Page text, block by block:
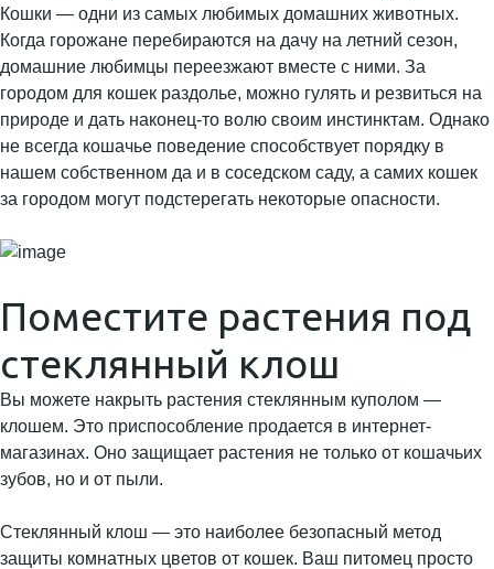
Кошки — одни из самых любимых домашних животных.
Когда горожане перебираются на дачу на летний сезон,
домашние любимцы переезжают вместе с ними. За
городом для кошек раздолье, можно гулять и резвиться на
природе и дать наконец-то волю своим инстинктам. Однако
не всегда кошачье поведение способствует порядку в
нашем собственном да и в соседском саду, а самих кошек
за городом могут подстерегать некоторые опасности.
Поместите растения под
стеклянный клош
Вы можете накрыть растения стеклянным куполом —
клошем. Это приспособление продается в интернет-
магазинах. Оно защищает растения не только от кошачьих
зубов, но и от пыли.
Стеклянный клош — это наиболее безопасный метод
защиты комнатных цветов от кошек. Ваш питомец просто